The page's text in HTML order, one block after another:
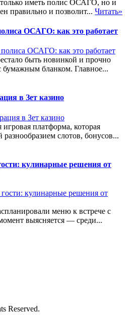
иметь полис ОСАГО, но и
правильно и позволит... Читать»
ОСАГО: как это работает
быть новинкой и прочно
бумажным бланком. Главное...
в Зет казино
платформа, которая
разнообразием слотов, бонусов...
кулинарные решения от
меню к встрече с
выясняется — среди...
Reserved.